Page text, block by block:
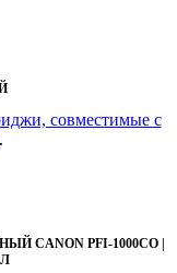
совместимые с
PFI-1000CO |